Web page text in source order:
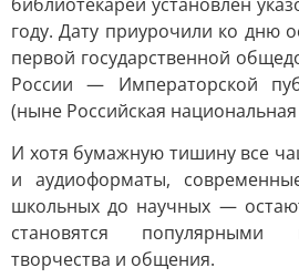
году. Дату приурочили ко дню
первой государственной
России — Императорской
(ныне Российская
И хотя бумажную тишину все
и аудиоформаты,
школьных до научных —
становятся популярными
творчества и общения.